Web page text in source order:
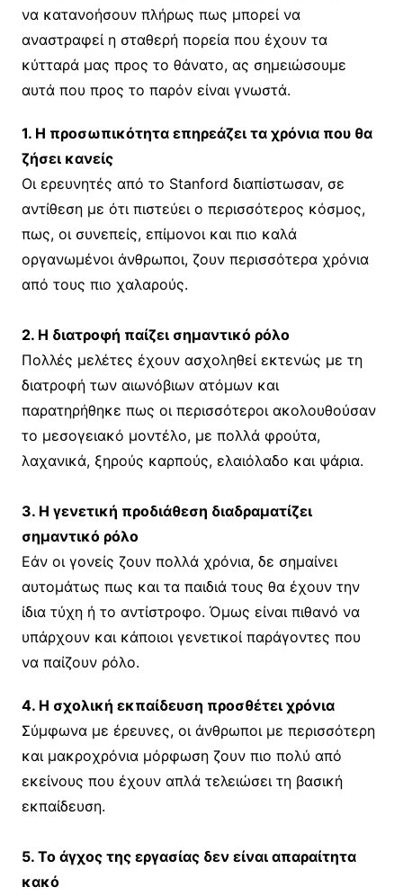
να κατανοήσουν πλήρως πως μπορεί να
αναστραφεί η σταθερή πορεία που έχουν τα
κύτταρά μας προς το θάνατο, ας σημειώσουμε
αυτά που προς το παρόν είναι γνωστά.
1. Η προσωπικότητα επηρεάζει τα χρόνια που θα
ζήσει κανείς
Οι ερευνητές από το Stanford διαπίστωσαν, σε
αντίθεση με ότι πιστεύει ο περισσότερος κόσμος,
πως, οι συνεπείς, επίμονοι και πιο καλά
οργανωμένοι άνθρωποι, ζουν περισσότερα χρόνια
από τους πιο χαλαρούς.
2. Η διατροφή παίζει σημαντικό ρόλο
Πολλές μελέτες έχουν ασχοληθεί εκτενώς με τη
διατροφή των αιωνόβιων ατόμων και
παρατηρήθηκε πως οι περισσότεροι ακολουθούσαν
το μεσογειακό μοντέλο, με πολλά φρούτα,
λαχανικά, ξηρούς καρπούς, ελαιόλαδο και ψάρια.
3. Η γενετική προδιάθεση διαδραματίζει
σημαντικό ρόλο
Εάν οι γονείς ζουν πολλά χρόνια, δε σημαίνει
αυτομάτως πως και τα παιδιά τους θα έχουν την
ίδια τύχη ή το αντίστροφο. Όμως είναι πιθανό να
υπάρχουν και κάποιοι γενετικοί παράγοντες που
να παίζουν ρόλο.
4. Η σχολική εκπαίδευση προσθέτει χρόνια
Σύμφωνα με έρευνες, οι άνθρωποι με περισσότερη
και μακροχρόνια μόρφωση ζουν πιο πολύ από
εκείνους που έχουν απλά τελειώσει τη βασική
εκπαίδευση.
5. Το άγχος της εργασίας δεν είναι απαραίτητα
κακό